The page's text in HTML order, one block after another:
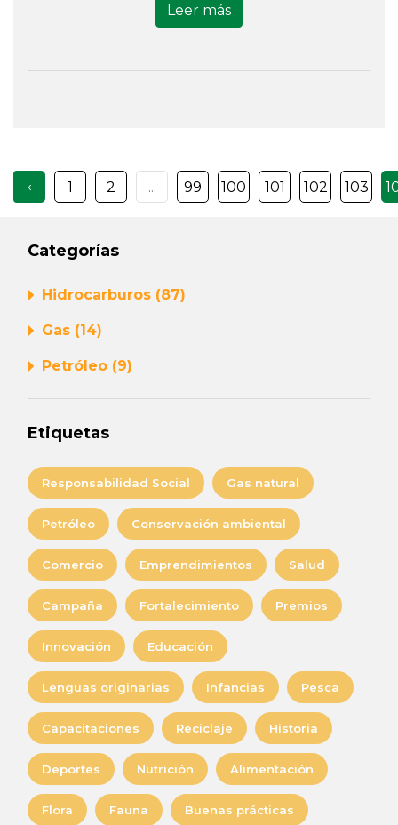
Leer más
‹ 1 2 ... 99 100 101 102 103
Categorías
Hidrocarburos (87)
Gas (14)
Petróleo (9)
Etiquetas
Responsabilidad Social Gas natural
Petróleo Conservación ambiental
Comercio Emprendimientos Salud
Campaña Fortalecimiento Premios
Innovación Educación
Lenguas originarias Infancias Pesca
Capacitaciones Reciclaje Historia
Deportes Nutrición Alimentación
Flora Fauna Buenas prácticas